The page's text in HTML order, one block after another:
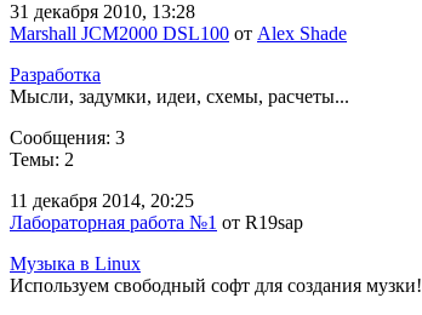
31 декабря 2010, 13:28
Marshall JCM2000 DSL100 от Alex Shade
Разработка
Мысли, задумки, идеи, схемы, расчеты...
Сообщения: 3
Темы: 2
11 декабря 2014, 20:25
Лабораторная работа №1 от R19sap
Музыка в Linux
Используем свободный софт для создания музки!